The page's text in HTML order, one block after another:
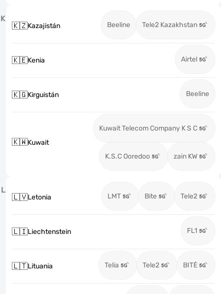
K
🇰🇿Kazajistán Beeline Tele2 Kazakhstan
🇰🇪Kenia Airtel
🇰🇬Kirguistán Beeline
🇰🇼Kuwait
Kuwait Telecom Company K S C
K.S.C Ooredoo zain KW
L
🇱🇻Letonia LMT Bite Tele2
🇱🇮Liechtenstein FL1
🇱🇹Lituania Telia Tele2 BITĖ